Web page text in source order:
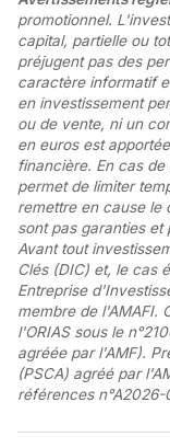
promotionnel.
capital, partielle ou
préjugent pas des
caractère informatif
en investissement
ou de vente, ni un
en euros est
financière. En cas
permet de limiter
remettre en cause le
sont pas garanties et
Avant tout
Clés (DIC) et, le cas
Entreprise
membre de l'AMAFI.
l'ORIAS sous le
agréée par l'AMF).
(PSCA) agréé par
références